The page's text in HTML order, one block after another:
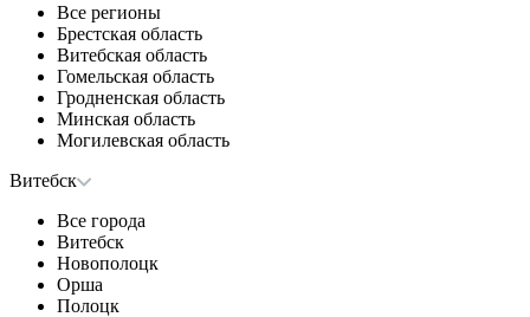
Все регионы
Брестская область
Витебская область
Гомельская область
Гродненская область
Минская область
Могилевская область
Витебск
Все города
Витебск
Новополоцк
Орша
Полоцк